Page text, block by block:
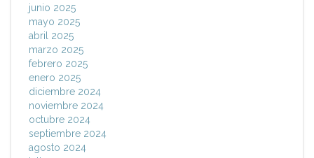
junio 2025
mayo 2025
abril 2025
marzo 2025
febrero 2025
enero 2025
diciembre 2024
noviembre 2024
octubre 2024
septiembre 2024
agosto 2024